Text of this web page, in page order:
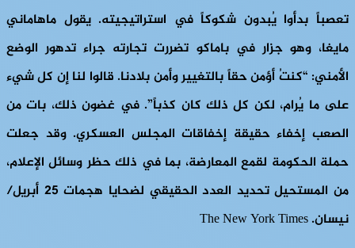
تعصباً بدأوا يُبدون شكوكاً في استراتيجيته. يقول ماهاماني
مايغا، وهو جزار في باماكو تضررت تجارته جراء تدهور الوضع
الأمني: “كنتُ أؤمن حقاً بالتغيير وأمن بلادنا. قالوا لنا إن كل شيء
على ما يُرام، لكن كل ذلك كان كذباً”. في غضون ذلك، بات من
الصعب إخفاء حقيقة إخفاقات المجلس العسكري. وقد جعلت
حملة الحكومة لقمع المعارضة، بما في ذلك حظر وسائل الإعلام،
من المستحيل تحديد العدد الحقيقي لضحايا هجمات 25 أبريل/
نيسان. The New York Times